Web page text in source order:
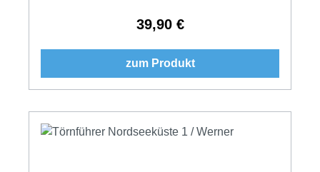
Regulärer Preis:
39,90 €
zum Produkt